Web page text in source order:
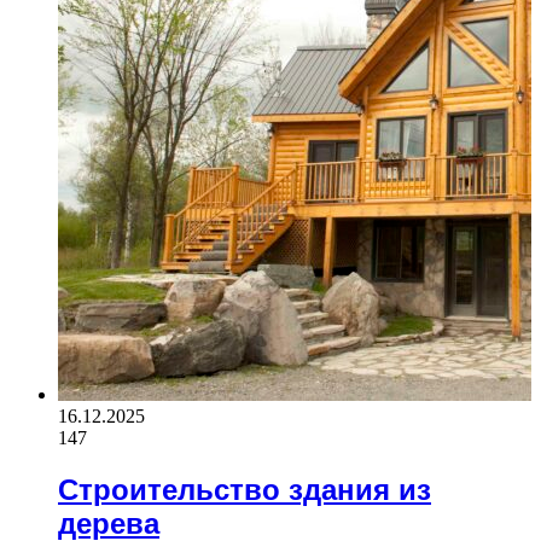
16.12.2025
147
Строительство здания из
дерева